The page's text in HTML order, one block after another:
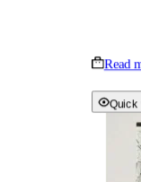
Read
Quick